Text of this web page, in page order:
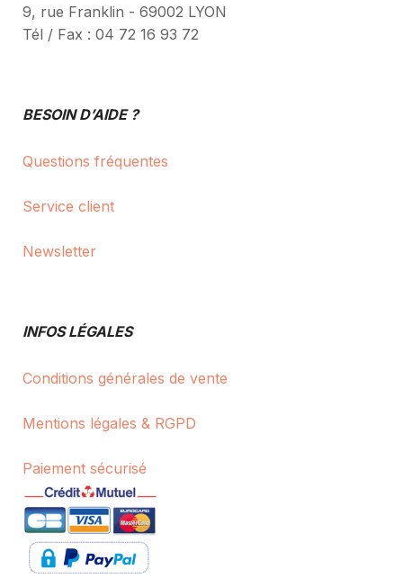
9, rue Franklin - 69002 LYON
Tél / Fax : 04 72 16 93 72
BESOIN D’AIDE ?
Questions fréquentes
Service client
Newsletter
INFOS LÉGALES
Conditions générales de vente
Mentions légales & RGPD
Paiement sécurisé